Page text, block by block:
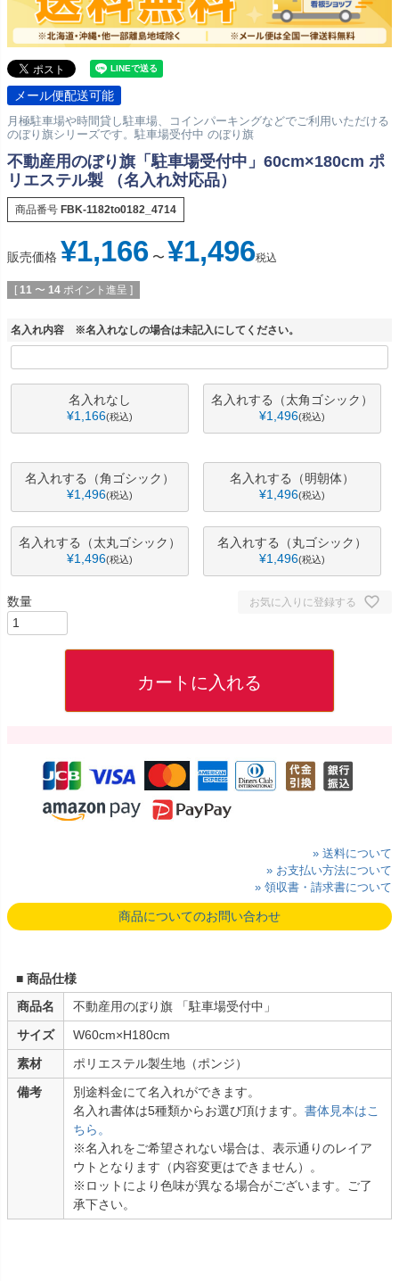
メール便配送可能
月極駐車場や時間貸し駐車場、コインパーキングなどでご利用いただける
のぼり旗シリーズです。駐車場受付中 のぼり旗
不動産用のぼり旗「駐車場受付中」60cm×180cm ポ
リエステル製 （名入れ対応品）
商品番号 FBK-1182to0182_4714
販売価格 ¥1,166 〜 ¥1,496税込
[ 11 〜 14 ポイント進呈 ]
名入れ内容 ※名入れなしの場合は未記入にしてください。
名入れなし
¥1,166 税込
名入れする（太角ゴシック）
¥1,496 税込
名入れする（角ゴシック）
¥1,496 税込
名入れする（明朝体）
¥1,496 税込
名入れする（太丸ゴシック）
¥1,496 税込
名入れする（丸ゴシック）
¥1,496 税込
お気に入りに登録する
カートに入れる
» 送料について
» お支払い方法について
» 領収書・請求書について
商品についてのお問い合わせ
■ 商品仕様
商品名
不動産用のぼり旗 「駐車場受付中」
サイズ
W60cm×H180cm
素材
ポリエステル製生地（ポンジ）
備考
別途料金にて名入れができます。
名入れ書体は5種類からお選び頂けます。 書体見本はこ
ちら。
※名入れをご希望されない場合は、表示通りのレイア
ウトとなります（内容変更はできません）。
※ロットにより色味が異なる場合がございます。ご了
承下さい。